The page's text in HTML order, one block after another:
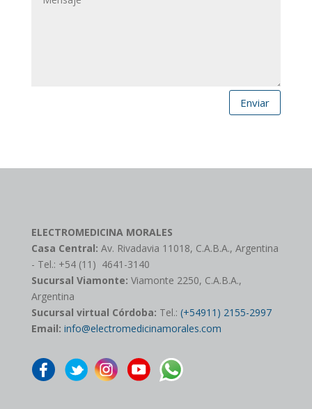
Enviar
ELECTROMEDICINA MORALES
Casa Central: Av. Rivadavia 11018, C.A.B.A., Argentina
- Tel.: +54 (11) 4641-3140
Sucursal Viamonte: Viamonte 2250, C.A.B.A.,
Argentina
Sucursal virtual Córdoba: Tel.: (+54911) 2155-2997
Email: info@electromedicinamorales.com